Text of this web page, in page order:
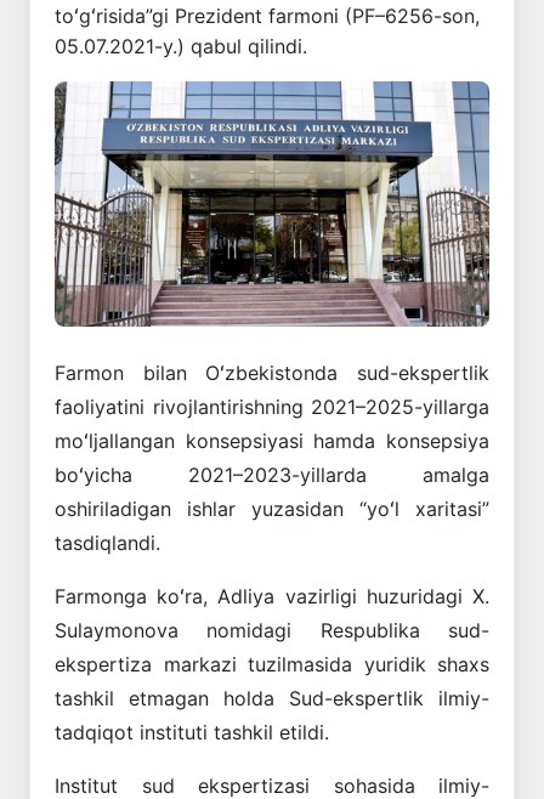
toʻgʻrisida”gi Prezident farmoni (PF–6256-son,
05.07.2021-y.) qabul qilindi.
Farmon bilan Oʻzbekistonda sud-ekspertlik
faoliyatini rivojlantirishning 2021–2025-yillarga
moʻljallangan konsepsiyasi hamda konsepsiya
boʻyicha 2021–2023-yillarda amalga
oshiriladigan ishlar yuzasidan “yoʻl xaritasi”
tasdiqlandi.
Farmonga koʻra, Adliya vazirligi huzuridagi X.
Sulaymonova nomidagi Respublika sud-
ekspertiza markazi tuzilmasida yuridik shaxs
tashkil etmagan holda Sud-ekspertlik ilmiy-
tadqiqot instituti tashkil etildi.
Institut sud ekspertizasi sohasida ilmiy-